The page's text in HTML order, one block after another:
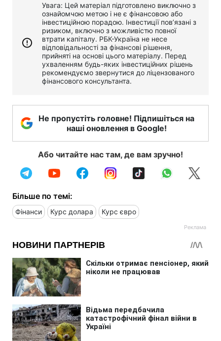
Увага: Цей матеріал підготовлено виключно з
ознайомчою метою і не є фінансовою або
інвестиційною порадою. Інвестиції пов’язані з
ризиком, включно з можливістю повної
втрати капіталу. РБК-Україна не несе
відповідальності за фінансові рішення,
прийняті на основі цього матеріалу. Перед
ухваленням будь-яких інвестиційних рішень
рекомендуємо звернутися до ліцензованого
фінансового консультанта.
Не пропустіть головне! Підпишіться на
наші оновлення в Google!
Або читайте нас там, де вам зручно!
Більше по темі:
Фінанси Курс долара Курс євро